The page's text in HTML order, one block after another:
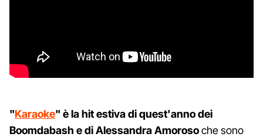
"Karaoke" è la hit estiva di quest'anno dei
Boomdabash e di Alessandra Amorosoche sono